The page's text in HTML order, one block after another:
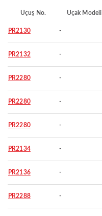
Uçuş No. Uçak Modeli
PR2130 -
PR2132 -
PR2280 -
PR2280 -
PR2280 -
PR2134 -
PR2136 -
PR2288 -